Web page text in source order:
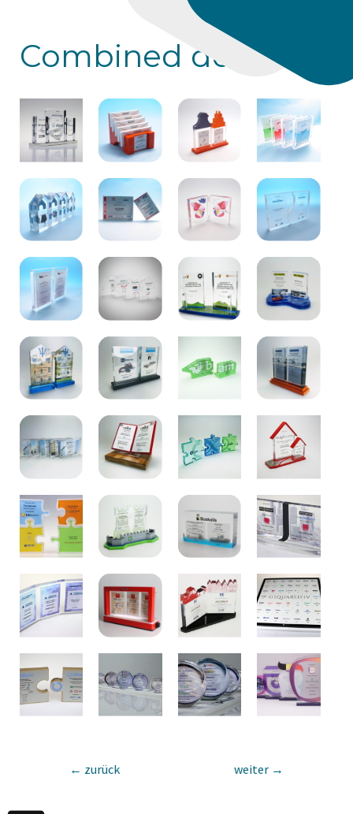
Combined deals
← zurück weiter →